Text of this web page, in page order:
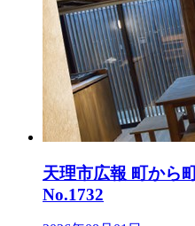
天理市広報 町から
No.1732